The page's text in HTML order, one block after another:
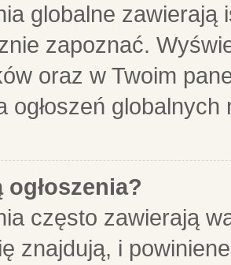
globalne
zapoznać.
oraz w Twoim
ogłoszeń
ogłoszenia?
często zawierają
znajdują, i